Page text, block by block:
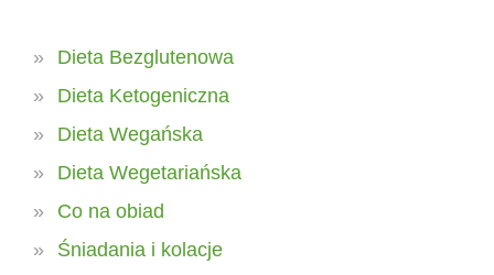
Dieta Bezglutenowa
Dieta Ketogeniczna
Dieta Wegańska
Dieta Wegetariańska
Co na obiad
Śniadania i kolacje